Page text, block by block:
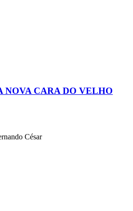
NOVA CARA DO VELHO
César